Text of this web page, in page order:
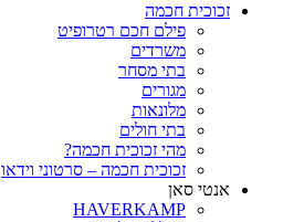
זכוכית חכמה
פילם חכם רטרופיט
משרדים
בתי מסחר
מגורים
מלונאות
בתי חולים
מהי זכוכית חכמה?
זכוכית חכמה – סרטוני וידאו
אנטי סאן
HAVERKAMP